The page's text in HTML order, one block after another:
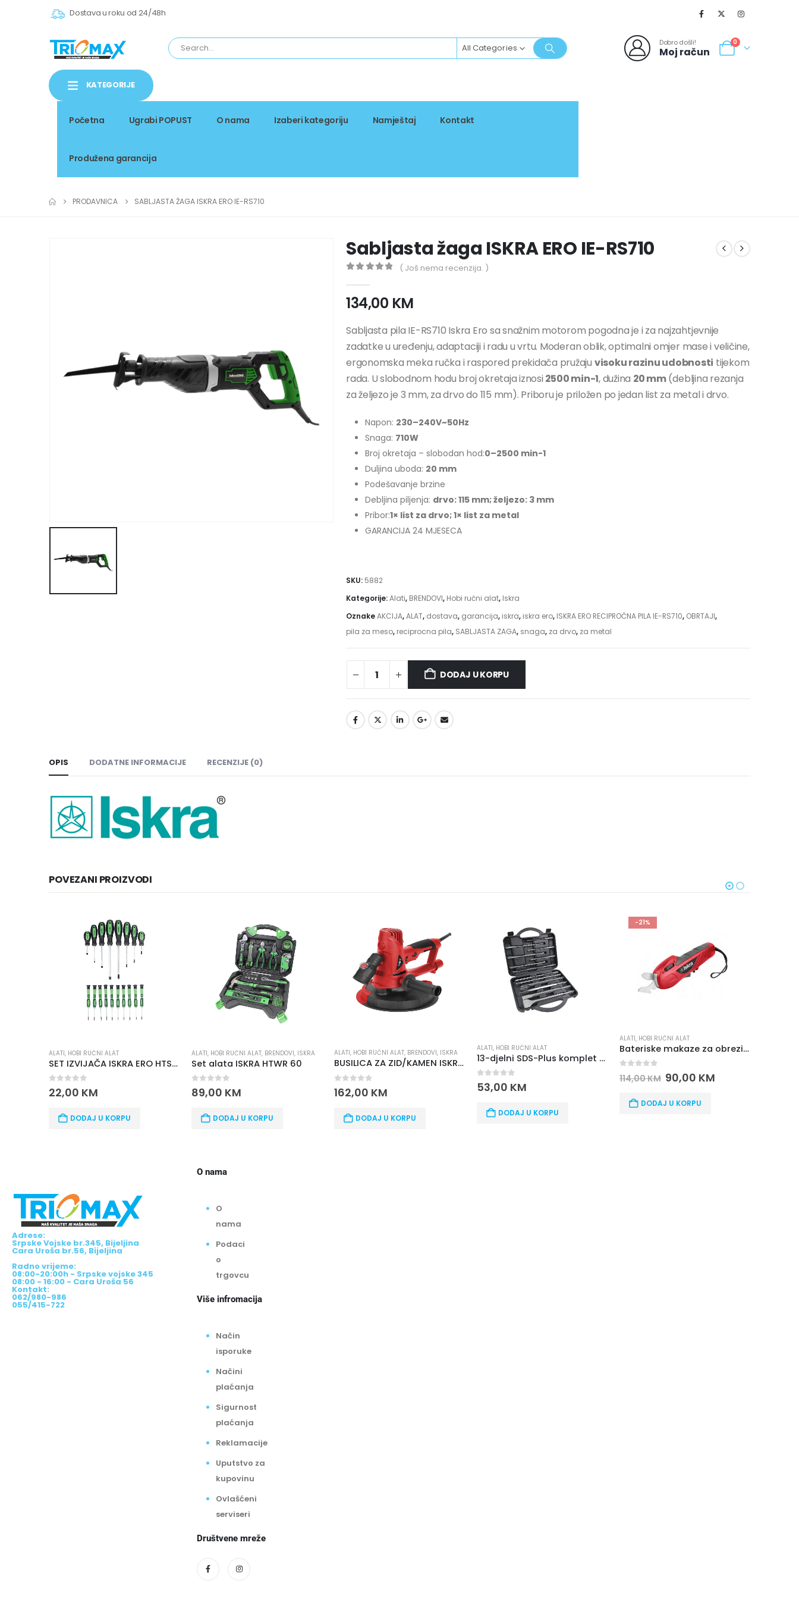
Dostava u roku od 24/48h
All Categories Dobro došli!
Moj račun
0
KATEGORIJE
Početna Ugrabi POPUST O nama Izaberi kategoriju Namještaj Kontakt
Produžena garancija
PRODAVNICA SABLJASTA ŽAGA ISKRA ERO IE-RS710
Sabljasta žaga ISKRA ERO IE-RS710
( Još nema recenzija. )
134,00 KM
Sabljasta pila IE-RS710 Iskra Ero sa snažnim motorom pogodna je i za najzahtjevnije
zadatke u uređenju, adaptaciji i radu u vrtu. Moderan oblik, optimalni omjer mase i veličine,
ergonomska meka ručka i raspored prekidača pružaju visoku razinu udobnosti tijekom
rada. U slobodnom hodu broj okretaja iznosi 2500 min-1, dužina 20 mm(debljina rezanja
za željezo je 3 mm, za drvo do 115 mm). Priboru je priložen po jedan list za metal i drvo.
Napon: 230–240V~50Hz
Snaga: 710W
Broj okretaja – slobodan hod:0–2500 min-1
Duljina uboda: 20 mm
Podešavanje brzine
Debljina piljenja: drvo: 115 mm; željezo: 3 mm
Pribor:1× list za drvo; 1× list za metal
GARANCIJA 24 MJESECA
SKU: 5882
Kategorije:Alati, BRENDOVI, Hobi ručni alat, Iskra
OznakeAKCIJA,ALAT, dostava, garancija, iskra, iskra ero, ISKRA ERO RECIPROČNA PILA IE-RS710, OBRTAJI,
pila za meso, reciprocna pila, SABLJASTA ZAGA, snaga, za drvo, za metal
DODAJ U KORPU
OPIS DODATNE INFORMACIJE RECENZIJE (0)
POVEZANI PROIZVODI
SET IZVIJAČA ISKRA ERO HTS 18
ALATI,HOBI RUČNI ALAT BRENDOVI,ISKRA
Set alata ISKRA HTWR 60
89,00
DODAJ U KORPU
ALATI,HOBI RUČNI ALAT,BRENDOVI,ISKRA
BUSILICA ZA ZID/KAMEN ISKRA DS710-180
162,00
DODAJ U KORPU
ALATI
13-djelni SDS-Plus komplet borera i dlijeta Iskra ERO FST013
53,00
Bateriske makaze za obrezivanje ISKRA MOE-6ET-7.2 ALATI,HOBI RUČNI ALAT
Adrese:
Srpske Vojske br.345, Bijeljina
Cara Uroša br.56, Bijeljina
Radno vrijeme:
08:00-20:00h - Srpske vojske 345
08:00 - 16:00 - Cara Uroša 56
Kontakt:
062/980-986
055/415-722
O nama
O
nama
Podaci
o
trgovcu
Više infromacija
Način
isporuke
Načini
plaćanja
Sigurnost
plaćanja
Reklamacije
Uputstvo za
kupovinu
Ovlašćeni
serviseri
Društvene mreže